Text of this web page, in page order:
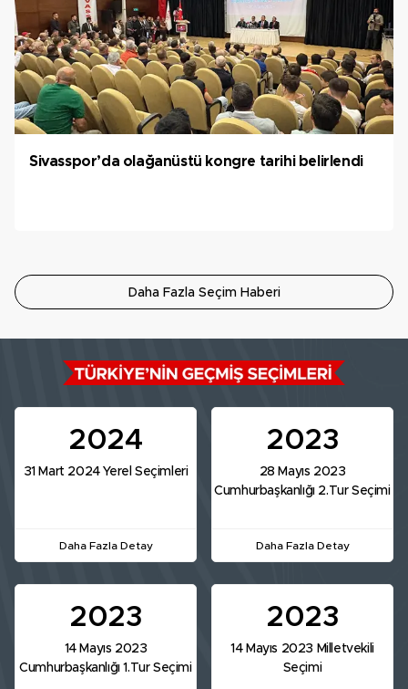
Sivasspor’da olağanüstü kongre tarihi belirlendi
Daha Fazla Seçim Haberi
2024
31 Mart 2024 Yerel Seçimleri
Daha Fazla Detay
2023
28 Mayıs 2023
Cumhurbaşkanlığı 2.Tur Seçimi
Daha Fazla Detay
2023
14 Mayıs 2023
Cumhurbaşkanlığı 1.Tur Seçimi
2023
14 Mayıs 2023 Milletvekili
Seçimi